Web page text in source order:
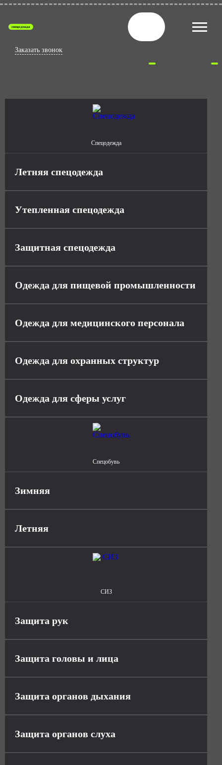
спецодежда
Заказать звонок
Спецодежда
Летняя спецодежда
Утепленная спецодежда
Защитная спецодежда
Одежда для пищевой промышленности
Одежда для медицинского персонала
Одежда для охранных структур
Одежда для сферы услуг
Спецобувь
Зимняя
Летняя
СИЗ
Защита рук
Защита головы и лица
Защита органов дыхания
Защита органов слуха